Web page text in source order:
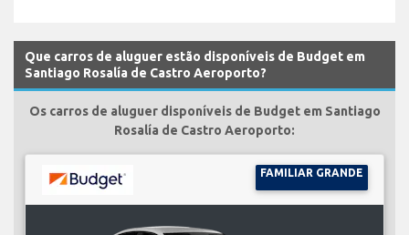
Que carros de aluguer estão disponíveis de Budget em
Santiago Rosalía de Castro Aeroporto?
Os carros de aluguer disponíveis de Budget em Santiago
Rosalía de Castro Aeroporto:
FAMILIAR GRANDE